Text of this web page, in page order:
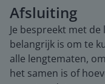
Afsluiting
Je bespreekt met
belangrijk is om te
alle lengtematen,
het samen is of